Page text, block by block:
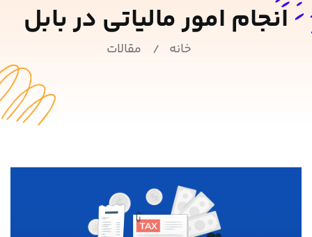
انجام امور مالیاتی در بابل
خانه مقالات